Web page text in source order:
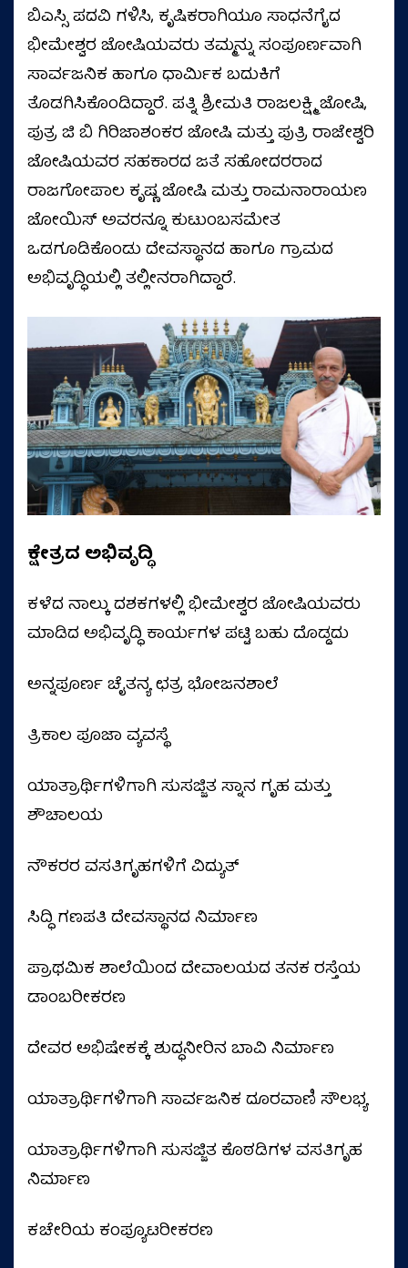
ಬಿಎಸ್ಸಿ ಪದವಿ ಗಳಿಸಿ, ಕೃಷಿಕರಾಗಿಯೂ ಸಾಧನೆಗೈದ
ಭೀಮೇಶ್ವರ ಜೋಷಿಯವರು ತಮ್ಮನ್ನು ಸಂಪೂರ್ಣವಾಗಿ
ಸಾರ್ವಜನಿಕ ಹಾಗೂ ಧಾರ್ಮಿಕ ಬದುಕಿಗೆ
ತೊಡಗಿಸಿಕೊಂಡಿದ್ದಾರೆ. ಪತ್ನಿ ಶ್ರೀಮತಿ ರಾಜಲಕ್ಷ್ಮಿ ಜೋಷಿ,
ಪುತ್ರ ಜಿ ಬಿ ಗಿರಿಜಾಶಂಕರ ಜೋಷಿ ಮತ್ತು ಪುತ್ರಿ ರಾಜೇಶ್ವರಿ
ಜೋಷಿಯವರ ಸಹಕಾರದ ಜತೆ ಸಹೋದರರಾದ
ರಾಜಗೋಪಾಲ ಕೃಷ್ಣ ಜೋಷಿ ಮತ್ತು ರಾಮನಾರಾಯಣ
ಜೋಯಿಸ್ ಅವರನ್ನೂ ಕುಟುಂಬಸಮೇತ
ಒಡಗೂಡಿಕೊಂಡು ದೇವಸ್ಥಾನದ ಹಾಗೂ ಗ್ರಾಮದ
ಅಭಿವೃದ್ಧಿಯಲ್ಲಿ ತಲ್ಲೀನರಾಗಿದ್ದಾರೆ.
ಕ್ಷೇತ್ರದ ಅಭಿವೃದ್ಧಿ
ಕಳೆದ ನಾಲ್ಕು ದಶಕಗಳಲ್ಲಿ ಭೀಮೇಶ್ವರ ಜೋಷಿಯವರು
ಮಾಡಿದ ಅಭಿವೃದ್ಧಿ ಕಾರ್ಯಗಳ ಪಟ್ಟಿ ಬಹು ದೊಡ್ಡದು
ಅನ್ನಪೂರ್ಣ ಚೈತನ್ಯ ಛತ್ರ ಭೋಜನಶಾಲೆ
ತ್ರಿಕಾಲ ಪೂಜಾ ವ್ಯವಸ್ಥೆ
ಯಾತ್ರಾರ್ಥಿಗಳಿಗಾಗಿ ಸುಸಜ್ಜಿತ ಸ್ನಾನ ಗೃಹ ಮತ್ತು
ಶೌಚಾಲಯ
ನೌಕರರ ವಸತಿಗೃಹಗಳಿಗೆ ವಿದ್ಯುತ್
ಸಿದ್ಧಿ ಗಣಪತಿ ದೇವಸ್ಥಾನದ ನಿರ್ಮಾಣ
ಪ್ರಾಥಮಿಕ ಶಾಲೆಯಿಂದ ದೇವಾಲಯದ ತನಕ ರಸ್ತೆಯ
ಡಾಂಬರೀಕರಣ
ದೇವರ ಅಭಿಷೇಕಕ್ಕೆ ಶುದ್ಧನೀರಿನ ಬಾವಿ ನಿರ್ಮಾಣ
ಯಾತ್ರಾರ್ಥಿಗಳಿಗಾಗಿ ಸಾರ್ವಜನಿಕ ದೂರವಾಣಿ ಸೌಲಭ್ಯ
ಯಾತ್ರಾರ್ಥಿಗಳಿಗಾಗಿ ಸುಸಜ್ಜಿತ ಕೊಠಡಿಗಳ ವಸತಿಗೃಹ
ನಿರ್ಮಾಣ
ಕಚೇರಿಯ ಕಂಪ್ಯೂಟರೀಕರಣ